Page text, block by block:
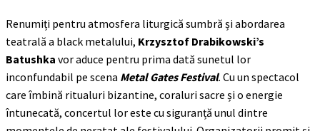
Renumiți pentru atmosfera liturgică sumbră și abordarea
teatrală a black metalului, Krzysztof Drabikowski’s
Batushka vor aduce pentru prima dată sunetul lor
inconfundabil pe scena Metal Gates Festival. Cu un spectacol
care îmbină ritualuri bizantine, coraluri sacre și o energie
întunecată, concertul lor este cu siguranță unul dintre